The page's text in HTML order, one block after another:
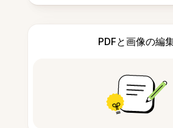
PDFと画像の編